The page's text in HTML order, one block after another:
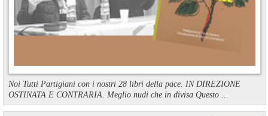
Noi Tutti Partigiani con i nostri 28 libri della pace. IN DIREZIONE
OSTINATA E CONTRARIA. Meglio nudi che in divisa Questo ...